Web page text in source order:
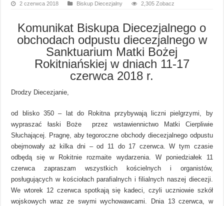
2 czerwca 2018 Biskup Diecezjalny 2,305 Zobacz
Komunikat Biskupa Diecezjalnego o
obchodach odpustu diecezjalnego w
Sanktuarium Matki Bożej
Rokitniańskiej w dniach 11-17
czerwca 2018 r.
Drodzy Diecezjanie,
od blisko 350 – lat do Rokitna przybywają liczni pielgrzymi, by
wypraszać łaski Boże przez wstawiennictwo Matki Cierpliwie
Słuchającej. Pragnę, aby tegoroczne obchody diecezjalnego odpustu
obejmowały aż kilka dni – od 11 do 17 czerwca. W tym czasie
odbędą się w Rokitnie rozmaite wydarzenia. W poniedziałek 11
czerwca zapraszam wszystkich kościelnych i organistów,
posługujących w kościołach parafialnych i filialnych naszej diecezji.
We wtorek 12 czerwca spotkają się kadeci, czyli uczniowie szkół
wojskowych wraz ze swymi wychowawcami. Dnia 13 czerwca, w